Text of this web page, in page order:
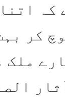
کہ
کر
ملک